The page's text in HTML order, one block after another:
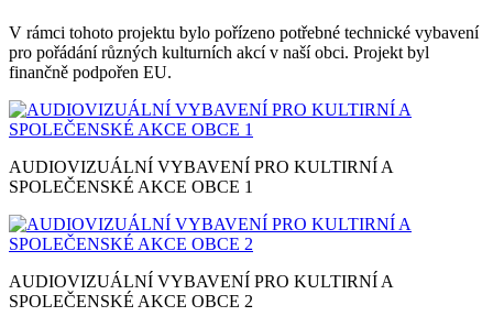
V rámci tohoto projektu bylo pořízeno potřebné technické vybavení
pro pořádání různých kulturních akcí v naší obci. Projekt byl
finančně podpořen EU.
AUDIOVIZUÁLNÍ VYBAVENÍ PRO KULTIRNÍ A
SPOLEČENSKÉ AKCE OBCE 1
AUDIOVIZUÁLNÍ VYBAVENÍ PRO KULTIRNÍ A
SPOLEČENSKÉ AKCE OBCE 2